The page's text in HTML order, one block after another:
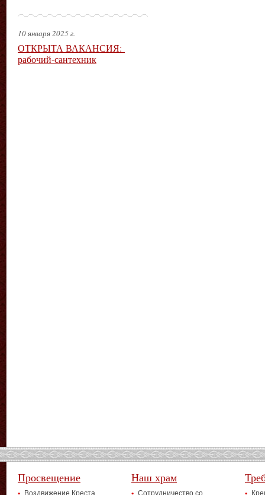
10 января 2025 г.
ОТКРЫТА ВАКАНСИЯ:
рабочий-сантехник
Просвещение Наш храм